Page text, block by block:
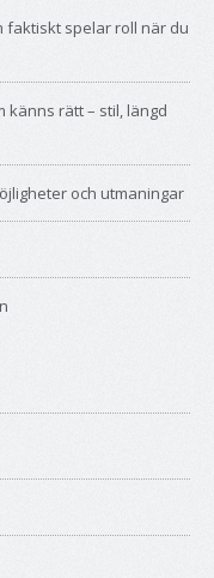
faktiskt spelar roll när du
känns rätt – stil, längd
och utmaningar